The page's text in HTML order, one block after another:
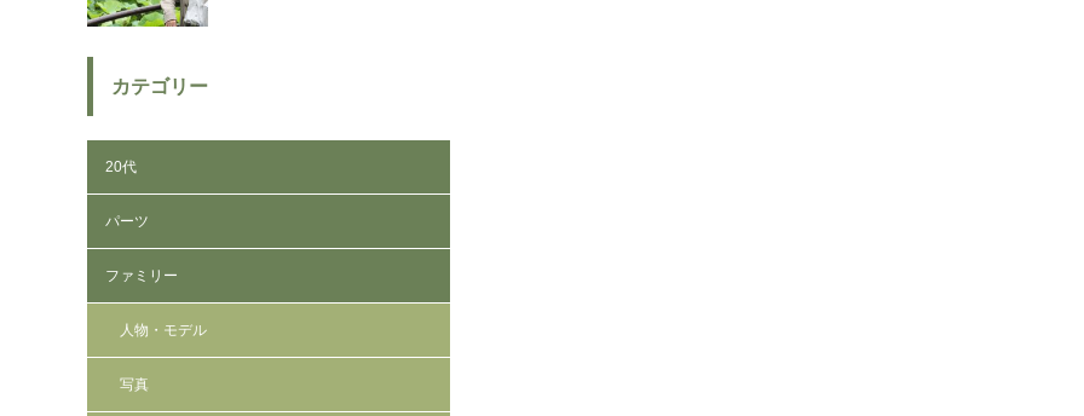
カテゴリー
20代
パーツ
ファミリー
人物・モデル
写真